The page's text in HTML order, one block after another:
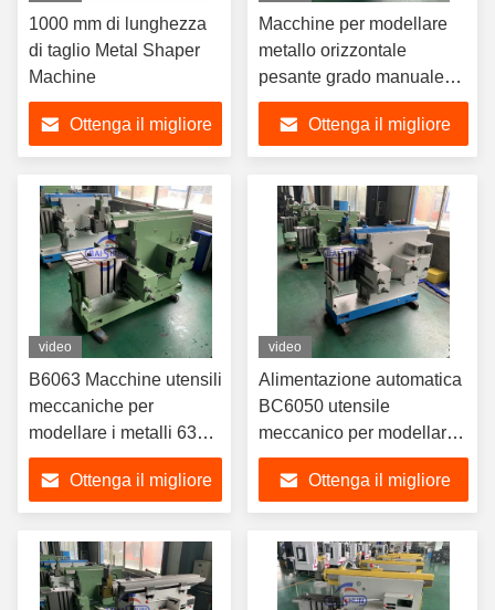
1000 mm di lunghezza
di taglio Metal Shaper
Machine
Ottenga il migliore
Macchine per modellare
metallo orizzontale
pesante grado manuale
BC6063
Ottenga il migliore
video
B6063 Macchine utensili
meccaniche per
modellare i metalli 630
mm Max. Lunghezza di
taglioOttenga il migliore
video
Alimentazione automatica
BC6050 utensile
meccanico per modellare
il metallo 3kw
Ottenga il migliore